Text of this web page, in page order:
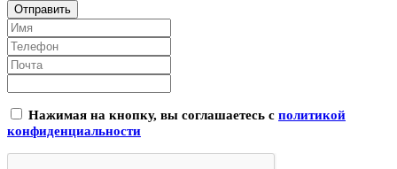
Нажимая на кнопку, вы соглашаетесь с политикой
конфиденциальности